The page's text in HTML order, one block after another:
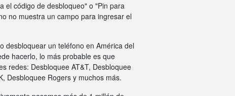
el código de desbloqueo" o "Pin para
no muestra un campo para ingresar el
desbloquear un teléfono en América del
hacerlo, lo más probable es que
redes: Desbloquee AT&T, Desbloquee
Desbloquee Rogers y muchos más.